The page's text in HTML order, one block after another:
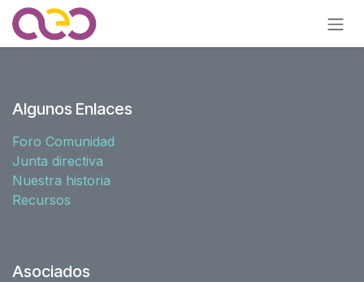
Ir al contenido
Algunos Enlaces
Foro Comunidad
Junta directiva
Nuestra historia
Recursos
Asociados